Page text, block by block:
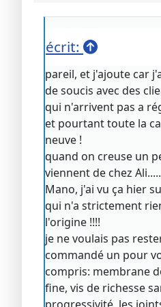
écrit:
pareil, et j'ajoute car
de soucis avec des
qui n'arrivent pas a
et pourtant toute la
neuve !
quand on creuse un
viennent de chez
Mano, j'ai vu ça hier
qui n'a strictement
l'origine !!!!
je ne voulais pas
commandé un pour
compris: membrane
fine, vis de richesse